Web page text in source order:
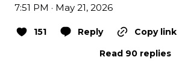
7:51 PM · May 21, 2026
151 Reply
Copy link
Read 90 replies